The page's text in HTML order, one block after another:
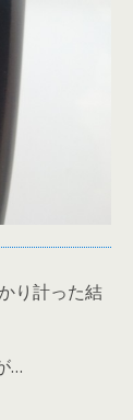
り計った結
…